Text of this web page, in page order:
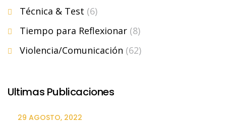
Técnica & Test (6)
Tiempo para Reflexionar (8)
Violencia/Comunicación (62)
Ultimas Publicaciones
29 AGOSTO, 2022